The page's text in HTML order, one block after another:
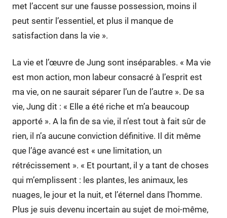
met l’accent sur une fausse possession, moins il
peut sentir l’essentiel, et plus il manque de
satisfaction dans la vie ».
La vie et l’œuvre de Jung sont inséparables. « Ma vie
est mon action, mon labeur consacré à l’esprit est
ma vie, on ne saurait séparer l’un de l’autre ». De sa
vie, Jung dit : « Elle a été riche et m’a beaucoup
apporté ». A la fin de sa vie, il n’est tout à fait sûr de
rien, il n’a aucune conviction définitive. Il dit même
que l’âge avancé est « une limitation, un
rétrécissement ». « Et pourtant, il y a tant de choses
qui m’emplissent : les plantes, les animaux, les
nuages, le jour et la nuit, et l’éternel dans l’homme.
Plus je suis devenu incertain au sujet de moi-même,